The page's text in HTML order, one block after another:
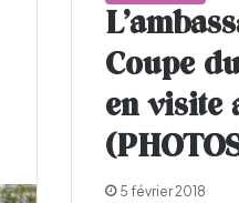
Coupe
en visite
5 février 2018